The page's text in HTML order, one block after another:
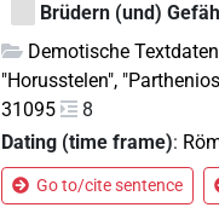
Brüdern (und)
Demotische
"Horusstelen",
31095
8
Dating (time frame):
Go to/cite sentence